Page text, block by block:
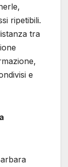
ripetibili.
tra
e